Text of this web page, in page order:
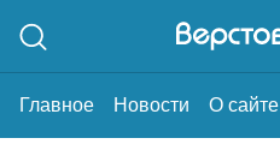
Главное Новости О сайте